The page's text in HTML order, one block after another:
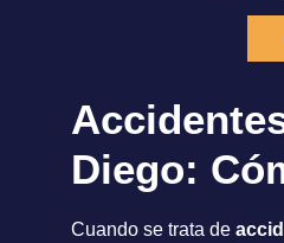
Diego:
Cuando se trata de